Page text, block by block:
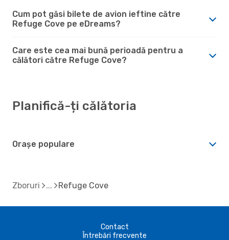
Cum pot găsi bilete de avion ieftine către
Refuge Cove pe eDreams?
Care este cea mai bună perioadă pentru a
călători către Refuge Cove?
Planifică-ți călătoria
Orașe populare
Zboruri Refuge Cove
Contact
Întrebări frecvente